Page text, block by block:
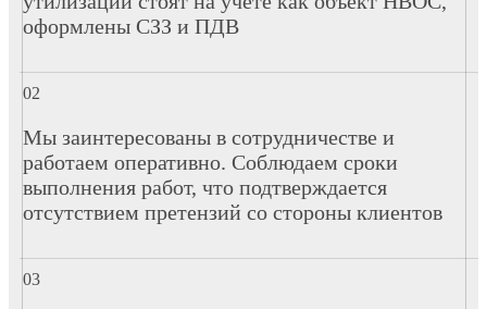
оформлены СЗЗ и ПДВ
Мы заинтересованы в сотрудничестве и
работаем оперативно. Соблюдаем сроки
выполнения работ, что подтверждается
отсутствием претензий со стороны клиентов